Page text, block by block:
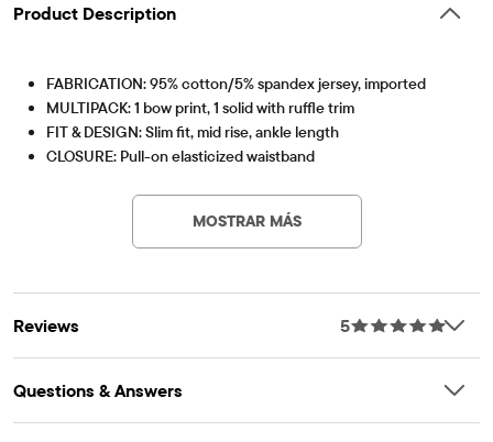
Product Description
FABRICATION: 95% cotton/5% spandex jersey, imported
MULTIPACK: 1 bow print, 1 solid with ruffle trim
FIT & DESIGN: Slim fit, mid rise, ankle length
CLOSURE: Pull-on elasticized waistband
OEKO-TEXÂ® STANDARD 100 Certified
OEKO-TEXÂ® Certification Number: 25.HUS.56093
This product was independently tested for harmful
substances according to the strict global criteria of
tex.com/standard100
MOSTRAR MÁS
Reviews 5
Questions & Answers